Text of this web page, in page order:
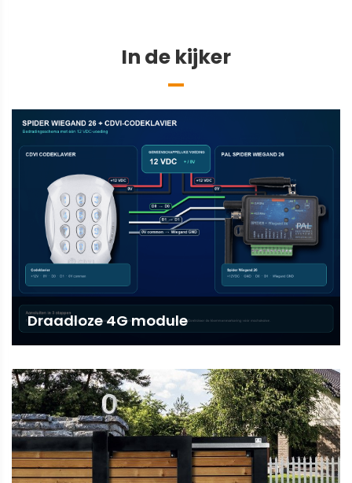
In de kijker
Draadloze 4G module